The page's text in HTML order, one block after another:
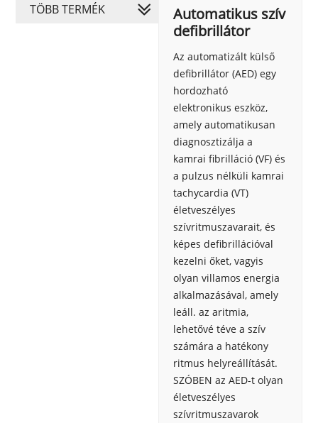
Automatikus szív
defibrillátor
Az automatizált külső
defibrillátor (AED) egy
hordozható
elektronikus eszköz,
amely automatikusan
diagnosztizálja a
kamrai fibrilláció (VF) és
a pulzus nélküli kamrai
tachycardia (VT)
életveszélyes
szívritmuszavarait, és
képes defibrillációval
kezelni őket, vagyis
olyan villamos energia
alkalmazásával, amely
leáll. az aritmia,
lehetővé téve a szív
számára a hatékony
ritmus helyreállítását.
SZÓBEN az AED-t olyan
életveszélyes
szívritmuszavarok
TÖBB TERMÉK